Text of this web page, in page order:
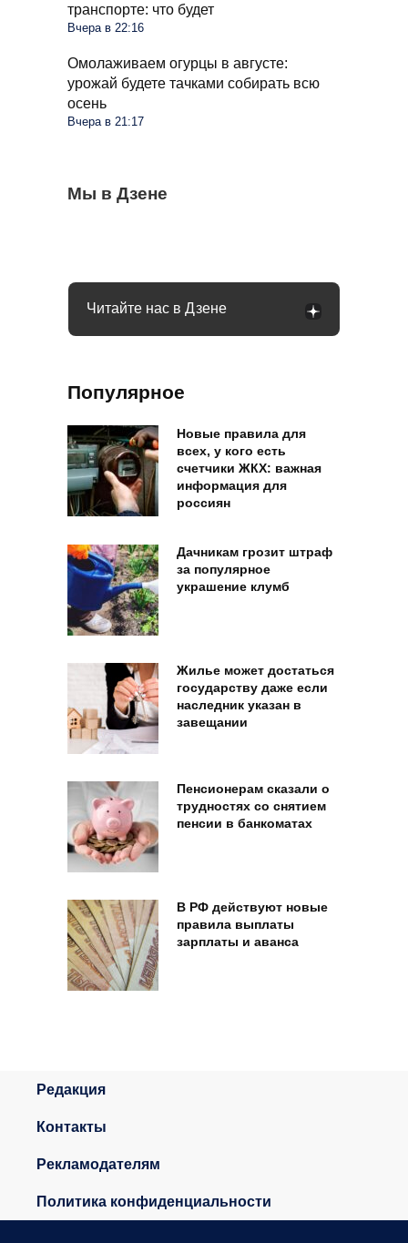
транспорте: что будет
Вчера в 22:16
Омолаживаем огурцы в августе:
урожай будете тачками собирать всю
осень
Вчера в 21:17
Мы в Дзене
Бывший продавец выдала уловки
«Магнита» и «Пятерочки»: сети всегда
Семьи в России получат до 200 тысяч
С 1 сентября россиян будут сажать и
Читайте нас в Дзене
Популярное
Новые правила для
всех, у кого есть
счетчики ЖКХ: важная
информация для
россиян
Дачникам грозит штраф
за популярное
украшение клумб
Жилье может достаться
государству даже если
наследник указан в
завещании
Пенсионерам сказали о
трудностях со снятием
пенсии в банкоматах
В РФ действуют новые
правила выплаты
зарплаты и аванса
Редакция
Контакты
Рекламодателям
Политика конфиденциальности